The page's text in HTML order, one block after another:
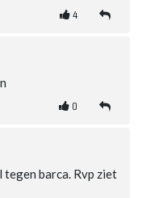
4
0
tegen barca. Rvp ziet